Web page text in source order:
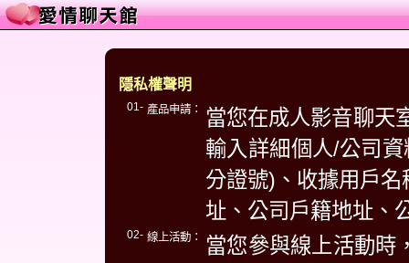
隱私權聲明
01- 產品申請：
當您在成人影音聊天
輸入詳細個人/公司
分證號)、收據用戶
址、公司戶籍地址、
02- 線上活動：
當您參與線上活動時